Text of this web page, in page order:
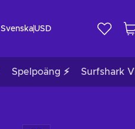
Svenska USD
Spelpoäng ⚡ Surfshark